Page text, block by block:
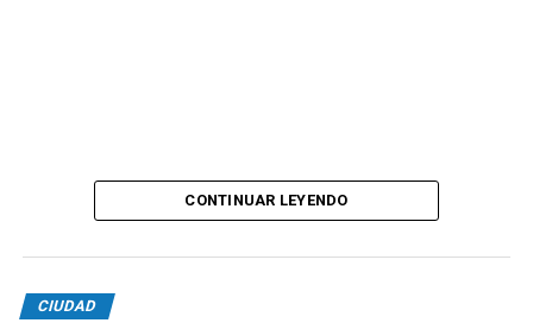
CONTINUAR LEYENDO
CIUDAD